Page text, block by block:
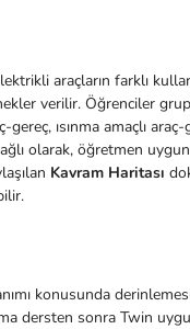
araçların farklı
verilir. Öğrenciler
ısınma amaçlı
olarak, öğretmen
Kavram Haritası
konusunda
dersten sonra Twin